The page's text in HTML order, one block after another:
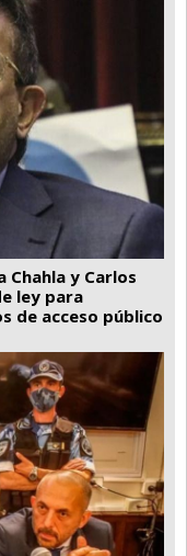
Chahla y Carlos
ley para
de acceso público